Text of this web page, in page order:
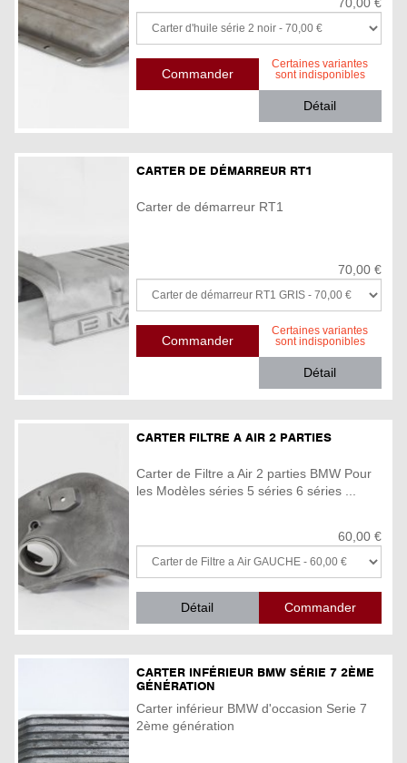
Certaines variantes
sont indisponibles
Détail
CARTER DE DÉMARREUR RT1
Carter de démarreur RT1
70,00 €
Certaines variantes
sont indisponibles
Détail
CARTER FILTRE A AIR 2 PARTIES
Carter de Filtre a Air 2 parties BMW Pour
les Modèles séries 5 séries 6 séries ...
60,00 €
Détail
CARTER INFÉRIEUR BMW SÉRIE 7 2ÈME
GÉNÉRATION
Carter inférieur BMW d'occasion Serie 7
2ème génération